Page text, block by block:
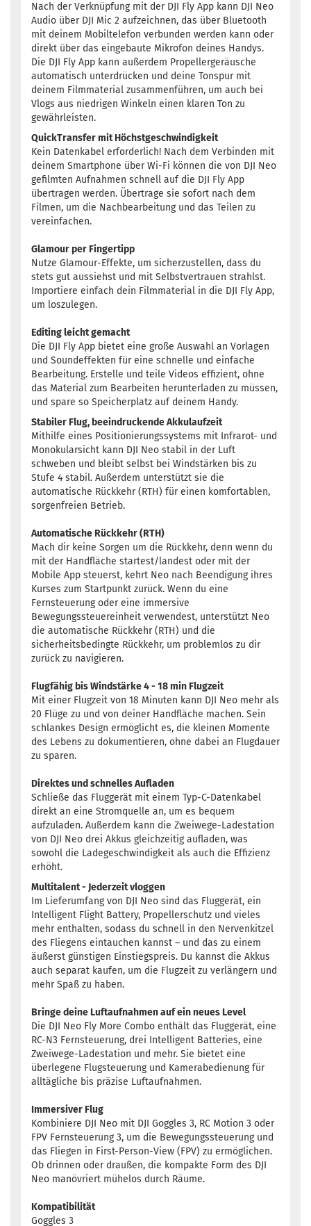
Nach der Verknüpfung mit der DJI Fly App kann DJI Neo
Audio über DJI Mic 2 aufzeichnen, das über Bluetooth
mit deinem Mobiltelefon verbunden werden kann oder
direkt über das eingebaute Mikrofon deines Handys.
Die DJI Fly App kann außerdem Propellergeräusche
automatisch unterdrücken und deine Tonspur mit
deinem Filmmaterial zusammenführen, um auch bei
Vlogs aus niedrigen Winkeln einen klaren Ton zu
gewährleisten.
QuickTransfer mit Höchstgeschwindigkeit
Kein Datenkabel erforderlich! Nach dem Verbinden mit
deinem Smartphone über Wi-Fi können die von DJI Neo
gefilmten Aufnahmen schnell auf die DJI Fly App
übertragen werden. Übertrage sie sofort nach dem
Filmen, um die Nachbearbeitung und das Teilen zu
vereinfachen.
Glamour per Fingertipp
Nutze Glamour-Effekte, um sicherzustellen, dass du
stets gut aussiehst und mit Selbstvertrauen strahlst.
Importiere einfach dein Filmmaterial in die DJI Fly App,
um loszulegen.
Editing leicht gemacht
Die DJI Fly App bietet eine große Auswahl an Vorlagen
und Soundeffekten für eine schnelle und einfache
Bearbeitung. Erstelle und teile Videos effizient, ohne
das Material zum Bearbeiten herunterladen zu müssen,
und spare so Speicherplatz auf deinem Handy.
Stabiler Flug, beeindruckende Akkulaufzeit
Mithilfe eines Positionierungssystems mit Infrarot- und
Monokularsicht kann DJI Neo stabil in der Luft
schweben und bleibt selbst bei Windstärken bis zu
Stufe 4 stabil. Außerdem unterstützt sie die
automatische Rückkehr (RTH) für einen komfortablen,
sorgenfreien Betrieb.
Automatische Rückkehr (RTH)
Mach dir keine Sorgen um die Rückkehr, denn wenn du
mit der Handfläche startest/landest oder mit der
Mobile App steuerst, kehrt Neo nach Beendigung ihres
Kurses zum Startpunkt zurück. Wenn du eine
Fernsteuerung oder eine immersive
Bewegungssteuereinheit verwendest, unterstützt Neo
die automatische Rückkehr (RTH) und die
sicherheitsbedingte Rückkehr, um problemlos zu dir
zurück zu navigieren.
Flugfähig bis Windstärke 4 - 18 min Flugzeit
Mit einer Flugzeit von 18 Minuten kann DJI Neo mehr als
20 Flüge zu und von deiner Handfläche machen. Sein
schlankes Design ermöglicht es, die kleinen Momente
des Lebens zu dokumentieren, ohne dabei an Flugdauer
zu sparen.
Direktes und schnelles Aufladen
Schließe das Fluggerät mit einem Typ-C-Datenkabel
direkt an eine Stromquelle an, um es bequem
aufzuladen. Außerdem kann die Zweiwege-Ladestation
von DJI Neo drei Akkus gleichzeitig aufladen, was
sowohl die Ladegeschwindigkeit als auch die Effizienz
erhöht.
Multitalent - Jederzeit vloggen
Im Lieferumfang von DJI Neo sind das Fluggerät, ein
Intelligent Flight Battery, Propellerschutz und vieles
mehr enthalten, sodass du schnell in den Nervenkitzel
des Fliegens eintauchen kannst – und das zu einem
äußerst günstigen Einstiegspreis. Du kannst die Akkus
auch separat kaufen, um die Flugzeit zu verlängern und
mehr Spaß zu haben.
Bringe deine Luftaufnahmen auf ein neues Level
Die DJI Neo Fly More Combo enthält das Fluggerät, eine
RC-N3 Fernsteuerung, drei Intelligent Batteries, eine
Zweiwege-Ladestation und mehr. Sie bietet eine
überlegene Flugsteuerung und Kamerabedienung für
alltägliche bis präzise Luftaufnahmen.
Immersiver Flug
Kombiniere DJI Neo mit DJI Goggles 3, RC Motion 3 oder
FPV Fernsteuerung 3, um die Bewegungssteuerung und
das Fliegen in First-Person-View (FPV) zu ermöglichen.
Ob drinnen oder draußen, die kompakte Form des DJI
Neo manövriert mühelos durch Räume.
Kompatibilität
Goggles 3